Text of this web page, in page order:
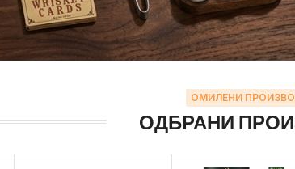
ОМИЛЕНИ
ОДБРАНИ